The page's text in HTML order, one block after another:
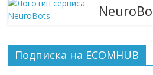
Подписка на ECOMHUB